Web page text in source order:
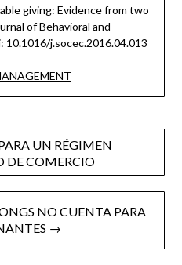
giving: Evidence from two
of Behavioral and
10.1016/j.socec.2016.04.013
UN RÉGIMEN
DE COMERCIO
NO CUENTA PARA
→